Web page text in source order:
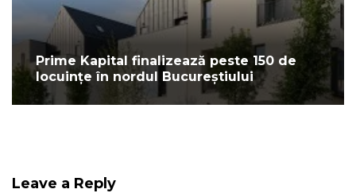
Prime Kapital finalizează peste 150 de
locuințe în nordul Bucureștiului
Leave a Reply